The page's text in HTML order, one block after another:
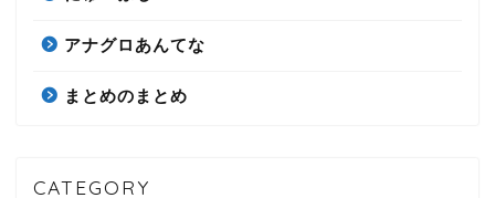
アナグロあんてな
まとめのまとめ
CATEGORY